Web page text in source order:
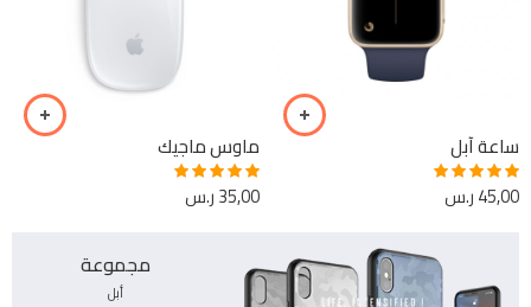
ساعة آبل
Rated5.00
out of 5
45,00ر.س
ماوس ماجيك
Rated5.00
out of 5
35,00ر.س
مجموعة
أبل